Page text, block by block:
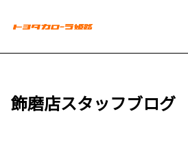
飾磨店スタッフブログ